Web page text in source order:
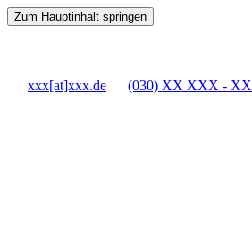
Zum Hauptinhalt springen
xxx[at]xxx.de (030) XX XXX - XX